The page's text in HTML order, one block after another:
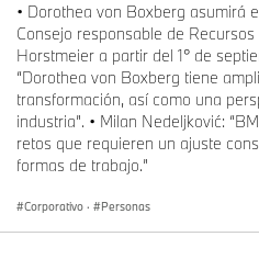
• Dorothea von Boxberg asumirá
Consejo responsable de
Horstmeier a partir del 1° de
“Dorothea von Boxberg tiene
transformación, así como una
industria”. • Milan Nedeljković:
retos que requieren un ajuste
formas de trabajo.”
Corporativo · Personas